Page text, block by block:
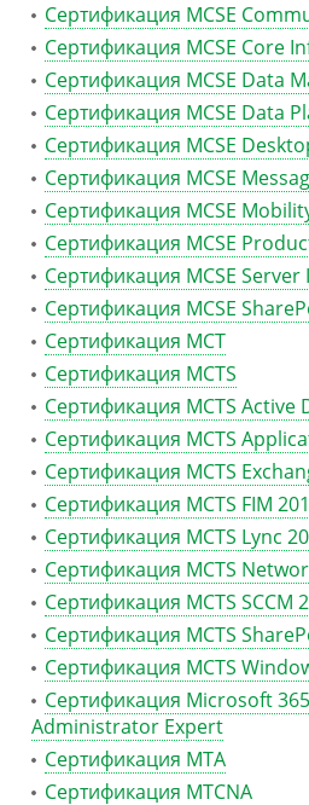
Сертификация MCSE
Сертификация MCSE Core
Сертификация MCSE Data
Сертификация MCSE Data
Сертификация MCSE
Сертификация MCSE
Сертификация MCSE
Сертификация MCSE
Сертификация MCSE
Сертификация MCSE
Сертификация MCT
Сертификация MCTS
Сертификация MCTS Active
Сертификация MCTS
Сертификация MCTS
Сертификация MCTS FIM
Сертификация MCTS Lync
Сертификация MCTS
Сертификация MCTS SCCM
Сертификация MCTS
Сертификация MCTS
Сертификация Microsoft
Administrator Expert
Сертификация MTA
Сертификация MTCNA